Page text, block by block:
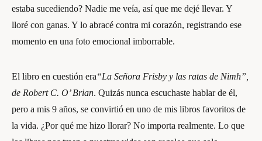
estaba sucediendo? Nadie me veía, así que me dejé llevar. Y
lloré con ganas. Y lo abracé contra mi corazón, registrando ese
momento en una foto emocional imborrable.
El libro en cuestión era“La Señora Frisby y las ratas de Nimh”,
de Robert C. O’ Brian. Quizás nunca escuchaste hablar de él,
pero a mis 9 años, se convirtió en uno de mis libros favoritos de
la vida. ¿Por qué me hizo llorar? No importa realmente. Lo que